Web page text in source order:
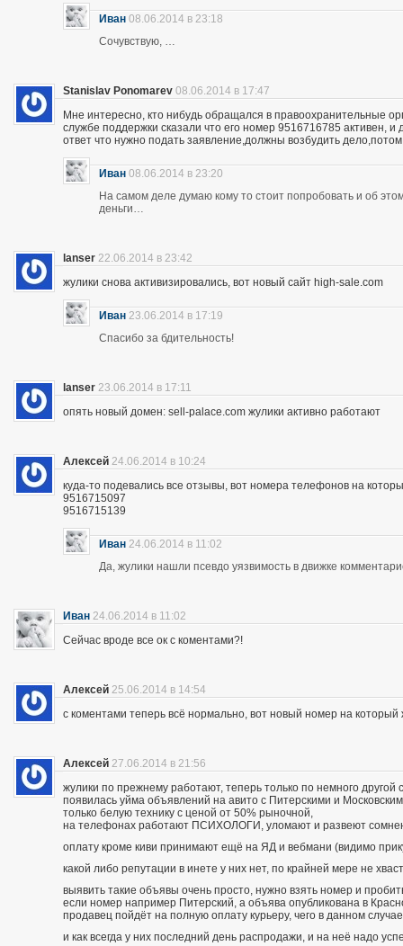
Иван 08.06.2014 в 23:18
Сочувствую, …
Stanislav Ponomarev 08.06.2014 в 17:47
Мне интересно, кто нибудь обращался в правоохранительные
службе поддержки сказали что его номер 9516716785 активен,
ответ что нужно подать заявление,должны возбудить
Иван 08.06.2014 в 23:20
На самом деле думаю кому то стоит попробовать и об
деньги…
lanser 22.06.2014 в 23:42
жулики снова активизировались, вот новый сайт high-sale.com
Иван 23.06.2014 в 17:19
Спасибо за бдительность!
lanser 23.06.2014 в 17:11
опять новый домен: sell-palace.com жулики активно работают
Алексей 24.06.2014 в 10:24
куда-то подевались все отзывы, вот номера телефонов на
9516715097
9516715139
Иван 24.06.2014 в 11:02
Да, жулики нашли псевдо уязвимость в движке
Иван 24.06.2014 в 11:02
Сейчас вроде все ок с коментами?!
Алексей 25.06.2014 в 14:54
с коментами теперь всё нормально, вот новый номер на
Алексей 27.06.2014 в 21:56
жулики по прежнему работают, теперь только по немного другой
появилась уйма объявлений на авито с Питерскими и
только белую технику с ценой от 50% рыночной,
на телефонах работают ПСИХОЛОГИ, уломают и развеют
оплату кроме киви принимают ещё на ЯД и вебмани (видимо
какой либо репутации в инете у них нет, по крайней мере не
выявить такие объявы очень просто, нужно взять номер и
если номер например Питерский, а объява опубликована в
продавец пойдёт на полную оплату курьеру, чего в данном
и как всегда у них последний день распродажи, и на неё надо